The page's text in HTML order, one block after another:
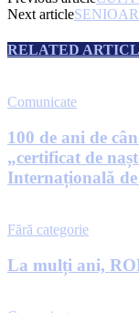
Next article
RELATED
Comunicate
100 de ani de
„certificat de
Internațională
Fără categorie
La mulți ani,